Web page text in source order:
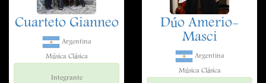
Cuarteto Gianneo
Argentina
Música Clásica
Integrante
Dúo Amerio-
Masci
Argentina
Música Clásica